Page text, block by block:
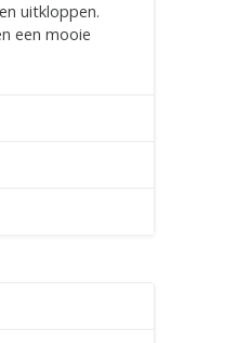
uitkloppen.
een mooie